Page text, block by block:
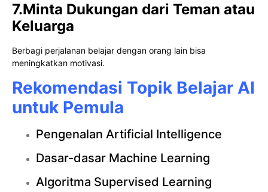
7.Minta Dukungan dari Teman atau
Keluarga
Berbagi perjalanan belajar dengan orang lain bisa
meningkatkan motivasi.
Rekomendasi Topik Belajar AI
untuk Pemula
Pengenalan Artificial Intelligence
Dasar-dasar Machine Learning
Algoritma Supervised Learning